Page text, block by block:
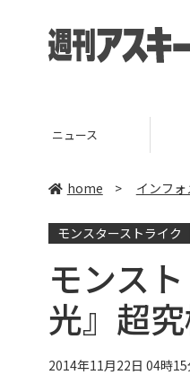
ニュース
home > インフ
モンスターストライク
モンス
光』超
2014年11月22日 04時